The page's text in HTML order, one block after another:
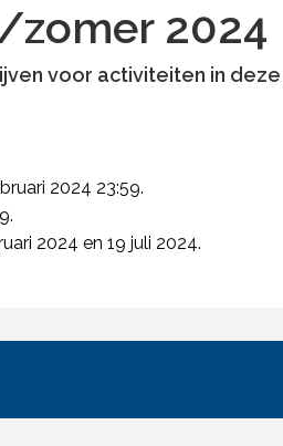
zomer 2024
voor activiteiten in
2024 23:59.
2024 en 19 juli 2024.